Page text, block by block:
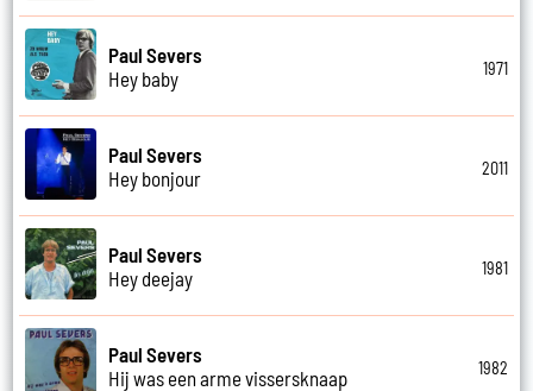
Paul Severs
Hey baby
1971
Paul Severs
Hey bonjour
2011
Paul Severs
Hey deejay
1981
Paul Severs
Hij was een arme vissersknaap
1982